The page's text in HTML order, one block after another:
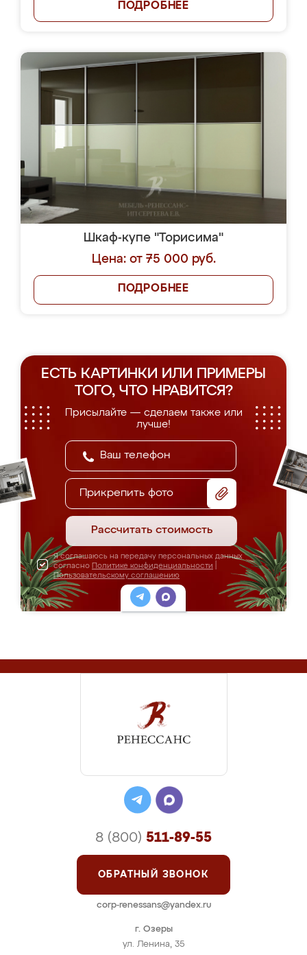
ПОДРОБНЕЕ
Шкаф-купе "Торисима"
Цена: от 75 000 руб.
ПОДРОБНЕЕ
ЕСТЬ КАРТИНКИ ИЛИ ПРИМЕРЫ
ТОГО, ЧТО НРАВИТСЯ?
Присылайте — сделаем также или
лучше!
Прикрепить фото
Рассчитать стоимость
Я соглашаюсь на передачу персональных данных
согласно Политике конфиденциальности
Пользовательскому соглашению
г. Озеры
ул. Ленина, 35
8 (800) 511-89-55
ОБРАТНЫЙ ЗВОНОК
corp-renessans@yandex.ru